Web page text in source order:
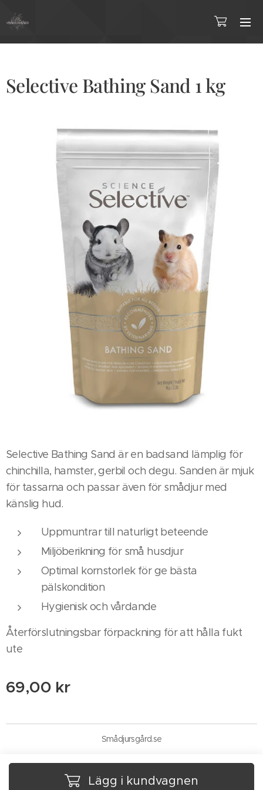
Selective Bathing Sand 1 kg
Selective Bathing Sand är en badsand lämplig för
chinchilla, hamster, gerbil och degu. Sanden är mjuk
för tassarna och passar även för smådjur med
känslig hud.
Uppmuntrar till naturligt beteende
Miljöberikning för små husdjur
Optimal kornstorlek för ge bästa
pälskondition
Hygienisk och vårdande
Återförslutningsbar förpackning för att hålla fukt
ute
69,00 kr
Lägg i kundvagnen
Smådjursgård.se